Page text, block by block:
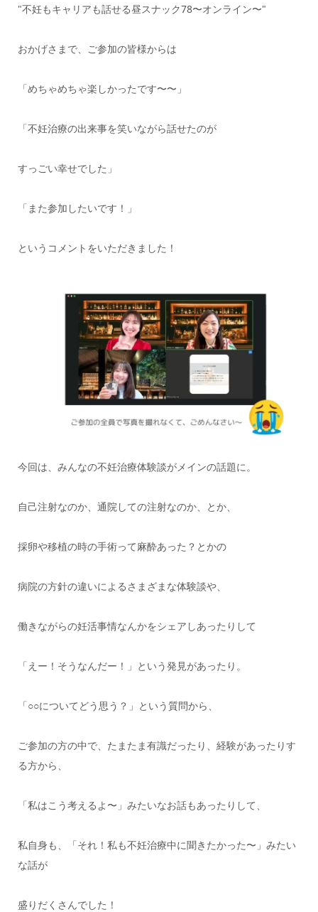
"不妊もキャリアも話せる昼スナック78〜オンライン〜"
おかげさまで、ご参加の皆様からは
「めちゃめちゃ楽しかったです〜〜」
「不妊治療の出来事を笑いながら話せたのが
すっごい幸せでした」
「また参加したいです！」
というコメントをいただきました！
今回は、みんなの不妊治療体験談がメインの話題に。
自己注射なのか、通院しての注射なのか、とか、
採卵や移植の時の手術って麻酔あった？とかの
病院の方針の違いによるさまざまな体験談や、
働きながらの妊活事情なんかをシェアしあったりして
「えー！そうなんだー！」という発見があったり。
「○○についてどう思う？」という質問から、
ご参加の方の中で、たまたま有識だったり、経験があったりす
る方から、
「私はこう考えるよ〜」みたいなお話もあったりして、
私自身も、「それ！私も不妊治療中に聞きたかった〜」みたい
な話が
盛りだくさんでした！